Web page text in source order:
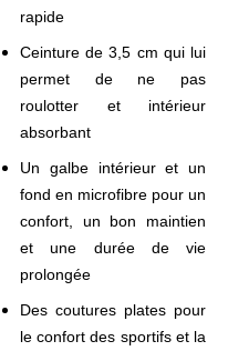
rapide
Ceinture de 3,5 cm qui lui
permet de ne pas
roulotter et intérieur
absorbant
Un galbe intérieur et un
fond en microfibre pour un
confort, un bon maintien
et une durée de vie
prolongée
Des coutures plates pour
le confort des sportifs et la